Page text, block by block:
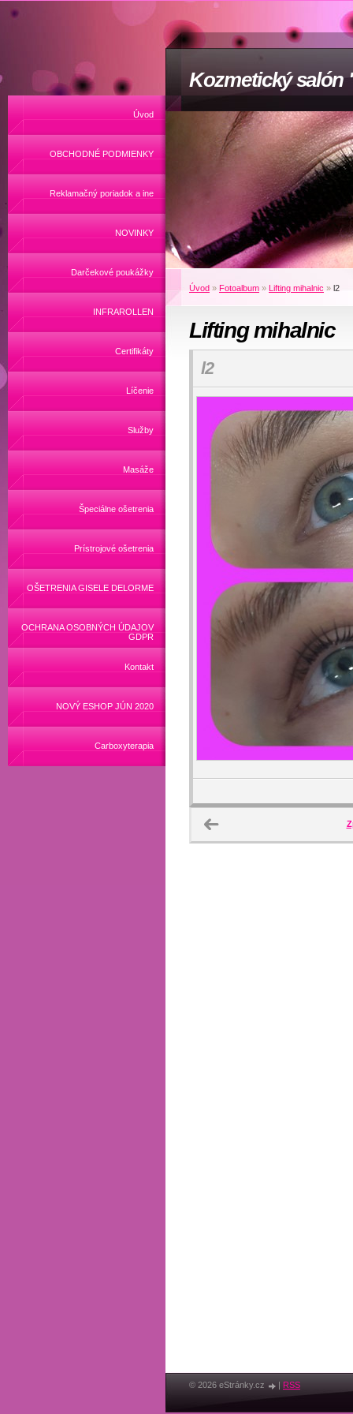
Kozmetický salón
Úvod
OBCHODNÉ PODMIENKY
Reklamačný poriadok a ine
NOVINKY
Darčekové poukážky
INFRAROLLEN
Certifikáty
Líčenie
Služby
Masáže
Špeciálne ošetrenia
Prístrojové ošetrenia
OŠETRENIA GISELE DELORME
OCHRANA OSOBNÝCH ÚDAJOV
GDPR
Kontakt
NOVÝ ESHOP JÚN 2020
Carboxyterapia
Úvod » Fotoalbum » Lifting mihalnic » l2
Lifting mihalnic
l2
© 2026 eStránky.cz RSS